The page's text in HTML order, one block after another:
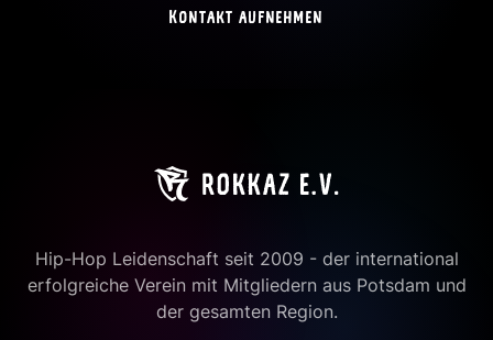
Kontakt aufnehmen
Hip-Hop Leidenschaft seit 2009 - der international
erfolgreiche Verein mit Mitgliedern aus Potsdam und
der gesamten Region.